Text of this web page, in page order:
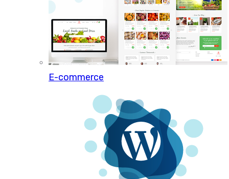
E-commerce
0521 7856 271